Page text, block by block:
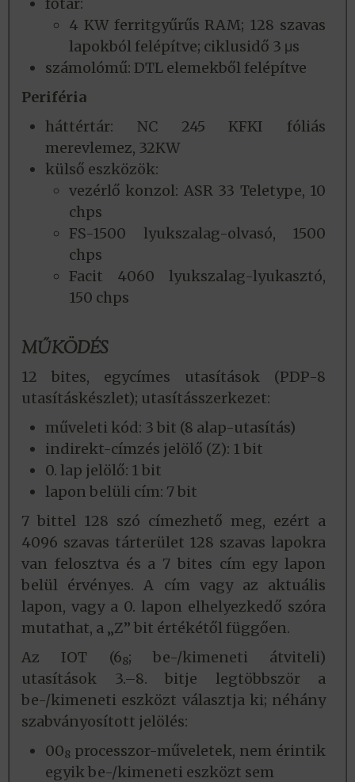
4 KW ferritgyűrűs RAM; 128 szavas
lapokból felépítve; ciklusidő 3 μs
számolómű: DTL elemekből felépítve
Periféria
háttértár: NC 245
KFKI fóliás
merevlemez, 32KW
külső eszközök:
vezérlő konzol: ASR 33 Teletype, 10
chps
FS-1500 lyukszalag-olvasó, 1500
chps
Facit 4060 lyukszalag-lyukasztó,
150 chps
MŰKÖDÉS
12 bites, egycímes utasítások (PDP-8
utasításkészlet); utasításszerkezet:
műveleti kód: 3 bit (8 alap-utasítás)
indirekt-címzés jelölő (Z): 1 bit
0. lap jelölő: 1 bit
lapon belüli cím: 7 bit
7 bittel 128 szó címezhető meg, ezért a
4096 szavas tárterület 128 szavas lapokra
van felosztva és a 7 bites cím egy lapon
belül érvényes. A cím vagy az aktuális
lapon, vagy a 0. lapon elhelyezkedő szóra
mutathat, a „Z” bit értékétől függően.
Az IOT (68; be-/kimeneti átviteli)
utasítások 3.–8. bitje legtöbbször a
be-/kimeneti eszközt választja ki; néhány
szabványosított jelölés:
008 processzor-műveletek, nem érintik
egyik be-/kimeneti eszközt sem